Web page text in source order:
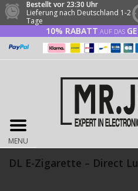
Bestellt vor 23:30 Uhr
Lieferung nach Deutschland 1-2
Tage
10% RABATT AUF DAS
MENU
DL E-Zigarette – Direct